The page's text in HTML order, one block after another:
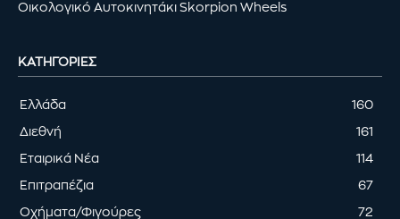
Οικολογικό Αυτοκινητάκι Skorpion Wheels
ΚΑΤΗΓΟΡΊΕΣ
Ελλάδα 160
Διεθνή 161
Εταιρικά Νέα 114
Επιτραπέζια 67
Οχήματα/Φιγούρες 72